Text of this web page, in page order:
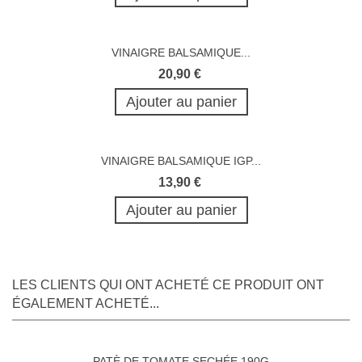
VINAIGRE BALSAMIQUE...
20,90 €
Ajouter au panier
VINAIGRE BALSAMIQUE IGP...
13,90 €
Ajouter au panier
LES CLIENTS QUI ONT ACHETÉ CE PRODUIT ONT
ÉGALEMENT ACHETÉ...